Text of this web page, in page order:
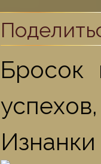
Бросок
Изнанки